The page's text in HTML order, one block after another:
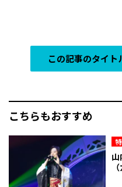
この記事のタイト
こちらもおすすめ